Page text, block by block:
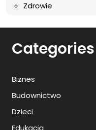
Zdrowie
Categories
Biznes
Budownictwo
Dzieci
Edukacja